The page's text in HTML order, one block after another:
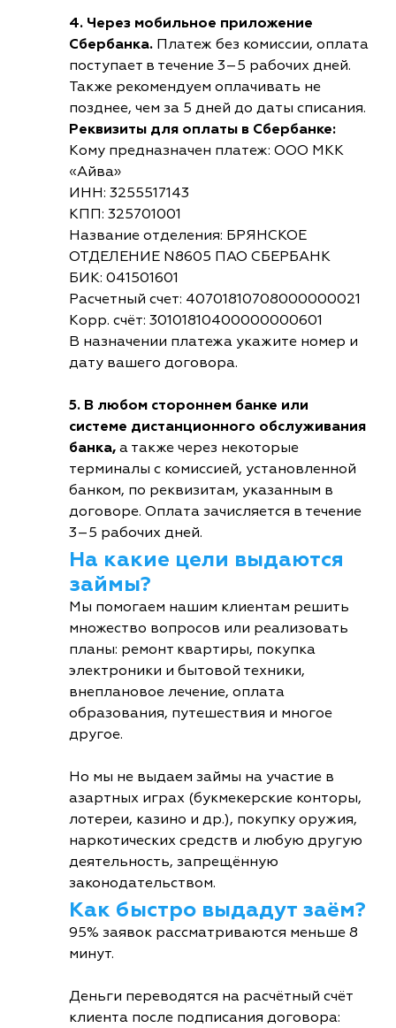
4. Через мобильное приложение
Сбербанка. Платеж без комиссии, оплата
поступает в течение 3–5 рабочих дней.
Также рекомендуем оплачивать не
позднее, чем за 5 дней до даты списания.
Реквизиты для оплаты в Сбербанке:
Кому предназначен платеж: ООО МКК
«Айва»
ИНН: 3255517143
КПП: 325701001
Название отделения: БРЯНСКОЕ
ОТДЕЛЕНИЕ N8605 ПАО СБЕРБАНК
БИК: 041501601
Расчетный счет: 40701810708000000021
Корр. счёт: 30101810400000000601
В назначении платежа укажите номер и
дату вашего договора.
5. В любом стороннем банке или
системе дистанционного обслуживания
банка, а также через некоторые
терминалы с комиссией, установленной
банком, по реквизитам, указанным в
договоре. Оплата зачисляется в течение
3–5 рабочих дней.
На какие цели выдаются
займы?
Мы помогаем нашим клиентам решить
множество вопросов или реализовать
планы: ремонт квартиры, покупка
электроники и бытовой техники,
внеплановое лечение, оплата
образования, путешествия и многое
другое.
Но мы не выдаем займы на участие в
азартных играх (букмекерские конторы,
лотереи, казино и др.), покупку оружия,
наркотических средств и любую другую
деятельность, запрещённую
законодательством.
Как быстро выдадут заём?
95% заявок рассматриваются меньше 8
минут.
Деньги переводятся на расчётный счёт
клиента после подписания договора: